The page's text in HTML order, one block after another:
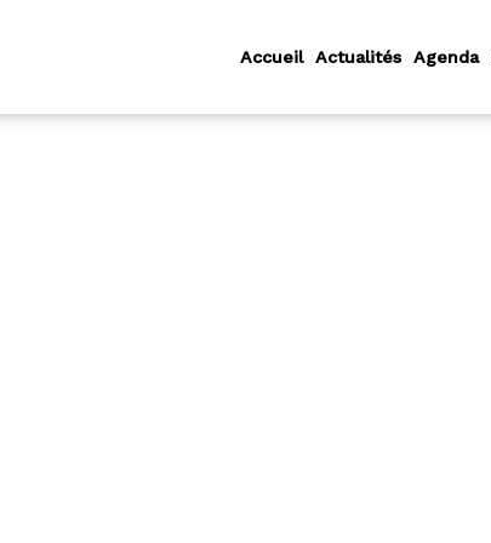
Accueil Actualités Agenda